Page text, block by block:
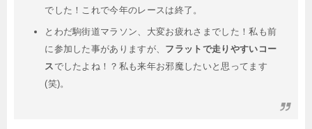
でした！これで今年のレースは終了。
とわだ駒街道マラソン、大変お疲れさまでした！私も前
に参加した事がありますが、 フラットで走りやすいコー
ス でしたよね！？私も来年お邪魔したいと思ってます
(笑)。